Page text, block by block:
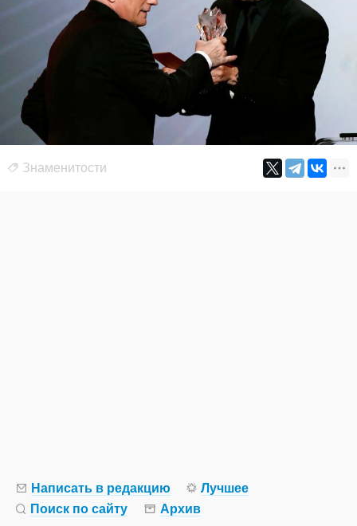
Знаменитости
Написать в редакцию
Лучшее
Поиск по сайту
Архив